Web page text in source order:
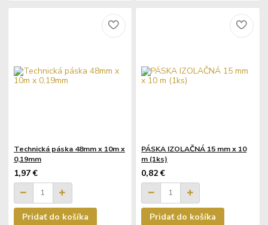
Technická páska 48mm x 10m x
0,19mm
1,97 €
Pridať do košíka
PÁSKA IZOLAČNÁ 15 mm x 10
m (1ks)
0,82 €
Pridať do košíka